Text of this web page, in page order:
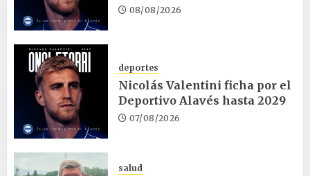
08/08/2026
deportes
Nicolás Valentini ficha por el
Deportivo Alavés hasta 2029
07/08/2026
salud